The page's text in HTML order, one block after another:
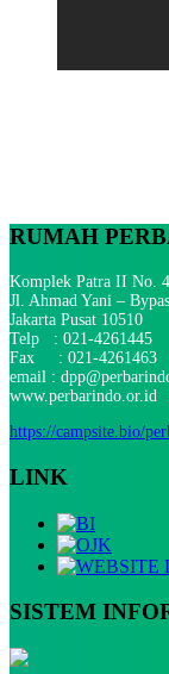
RUMAH
Komplek Patra II No.
Jl. Ahmad Yani –
Jakarta Pusat 10510
Telp : 021-4261445
Fax : 021-4261463
email :
www.perbarindo.or.id
https://campsite.bio/
LINK
SISTEM